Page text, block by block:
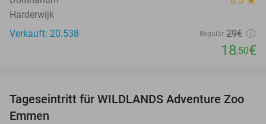
Harderwijk
Verkauft: 20.538
Regulär 29€
18,50€
24%
Tageseintritt für WILDLANDS Adventure Zoo
Emmen